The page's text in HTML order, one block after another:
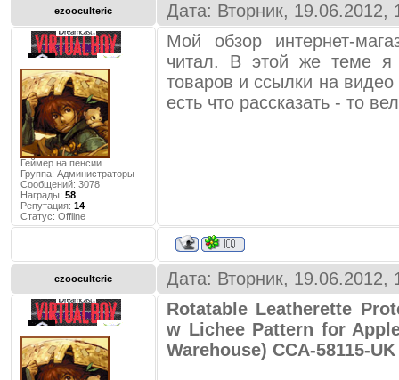
ezooculteric Дата: Вторник,
Геймер на пенсии
Группа: Администраторы
Сообщений: 3078
Награды: 58
Репутация: 14
Статус: Offline
Мой обзор интернет-
читал. В этой же теме я
товаров и ссылки на
есть что рассказать - то
ezooculteric Дата: Вторник,
Rotatable Leatherette
w Lichee Pattern for
Warehouse) CCA-58115-UK